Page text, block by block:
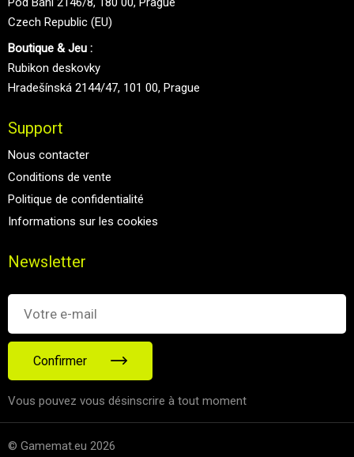
Czech Republic (EU)
Boutique & Jeu :
Rubikon deskovky
Hradešínská 2144/47, 101 00, Prague
Support
Nous contacter
Conditions de vente
Politique de confidentialité
Informations sur les cookies
Newsletter
Confirmer
Vous pouvez vous désinscrire à tout moment
© Gamemat.eu 2026